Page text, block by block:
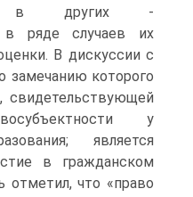
в других -
в ряде случаев их
В дискуссии с
замечанию которого
свидетельствующей
у
является
в гражданском
отметил, что «право